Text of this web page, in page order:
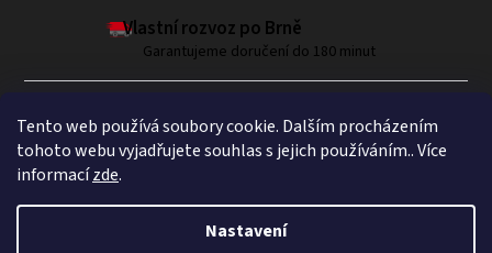
Tento web používá soubory cookie. Dalším procházením
tohoto webu vyjadřujete souhlas s jejich používáním.. Více
informacízde.
Nastavení
Vlastní rozvoz po Brně
Garantujeme doručení do 180 minut